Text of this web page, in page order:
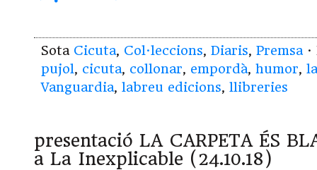
Sota Cicuta, Col·leccions, Diaris, Premsa
pujol, cicuta, collonar, empordà, humor,
Vanguardia, labreu edicions, llibreries
presentació LA CARPETA ÉS
a La Inexplicable (24.10.18)